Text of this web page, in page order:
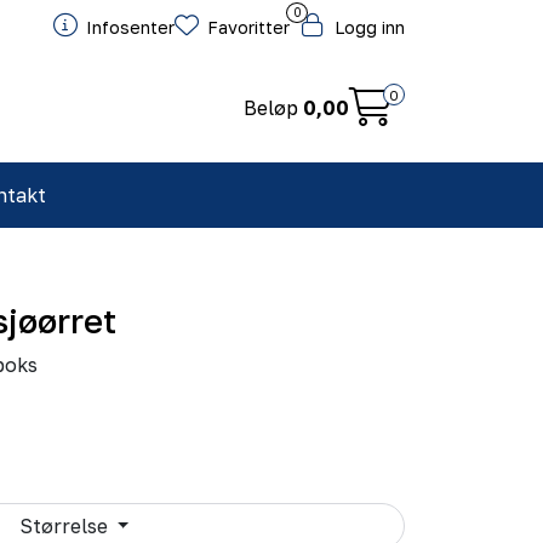
Infosenter
0
Favoritter Logg inn
Beløp 0,00
0
Størrelse